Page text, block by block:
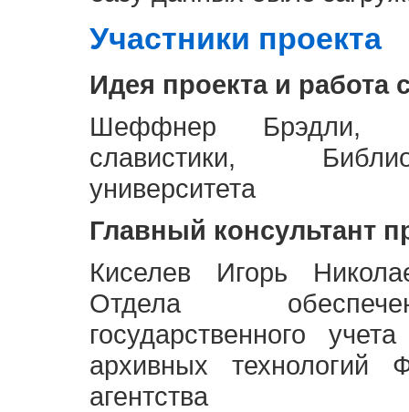
Участники проекта
Идея проекта и работа
Шеффнер Брэдли,
славистики,
университета
Главный консультант
Киселев Игорь
Отдела
государственного
архивных технологий
агентства